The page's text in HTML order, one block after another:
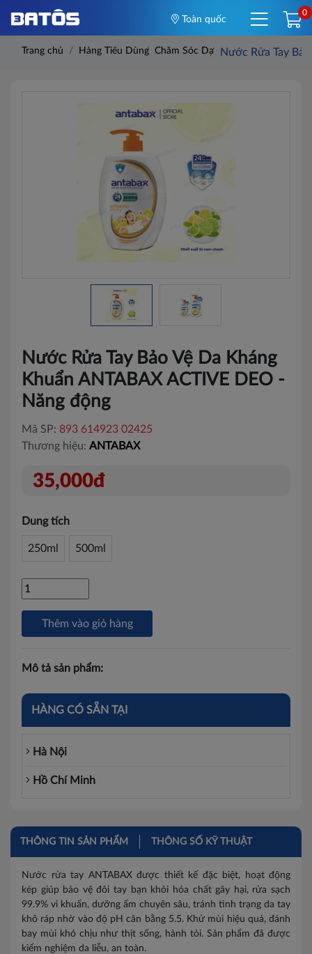
Toàn quốc
0
Trang chủ Hàng Tiêu Dùng Chăm Sóc Da Nước Rửa Tay
Nước Rửa Tay Bảo Vệ Da Kháng
Khuẩn ANTABAX ACTIVE DEO -
Năng động
Mã SP: 893 614923 02425
Thương hiệu: ANTABAX
35,000đ
Dung tích
250ml 500ml
Thêm vào giỏ hàng
Mô tả sản phẩm:
HÀNG CÓ SẴN TẠI
Hà Nội
Hồ Chí Minh
THÔNG TIN SẢN PHẨM THÔNG SỐ KỸ THUẬT
Nước rửa tay ANTABAX được thiết kế đặc biệt, hoạt động
kép giúp bảo vệ đôi tay bạn khỏi hóa chất gây hại, rửa sạch
99.9% vi khuẩn, dưỡng ẩm chuyên sâu, tránh tình trạng da tay
khô ráp nhờ vào độ pH cân bằng 5.5. Khử mùi hiệu quả, đánh
bay mùi khó chịu như thịt sống, hành tỏi. Sản phẩm đã được
kiểm nghiệm da liễu, an toàn.